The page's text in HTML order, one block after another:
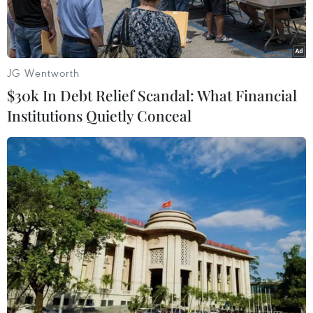
tra, làm rõ nguyên nhân vụ tai nạn xe Lexus lao
vào đám tang làm 11 người thương vong.
Hiện trường vụ tai nạn. (Ảnh: Nguyên Linh/Vietnam+)
Liên quan đến vụ tai nạn giao thông đặc biệt
nghiêm trọng làm 3 người chết và nhiều người
JG Wentworth
$30k In Debt Relief Scandal: What Financial
Institutions Quietly Conceal